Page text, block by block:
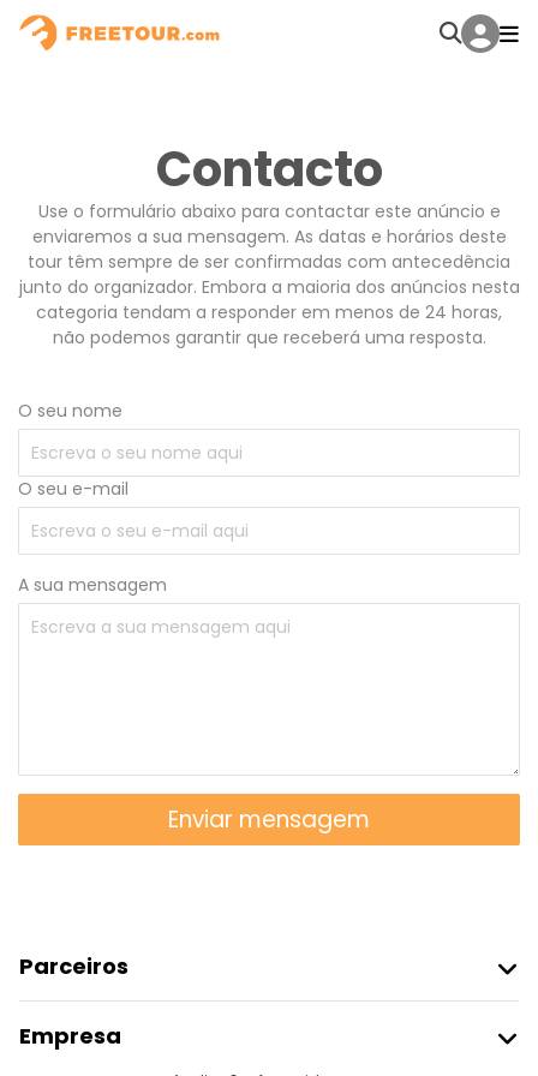
Contacto
Use o formulário abaixo para contactar este anúncio e
enviaremos a sua mensagem. As datas e horários deste
tour têm sempre de ser confirmadas com antecedência
junto do organizador. Embora a maioria dos anúncios nesta
categoria tendam a responder em menos de 24 horas,
não podemos garantir que receberá uma resposta.
O seu nome
O seu e-mail
A sua mensagem
Enviar mensagem
Parceiros
Registo Do Fornecedor
Empresa